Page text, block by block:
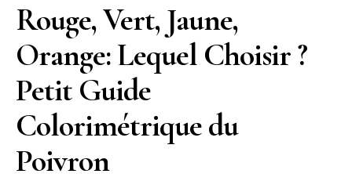
Rouge, Vert, Jaune,
Orange: Lequel Choisir ?
Petit Guide
Colorimétrique du
Poivron